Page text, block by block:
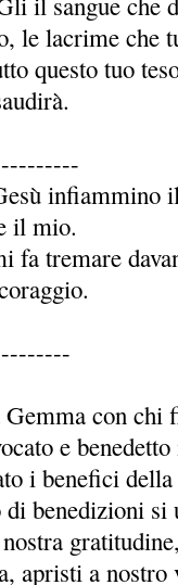
le lacrime che
questo tuo
infiammino
il mio.
tremare
Gemma con
e
i benefici
benedizioni si
apristi a nostro